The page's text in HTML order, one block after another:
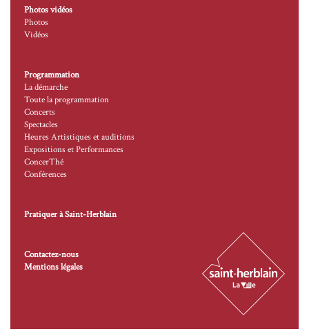
Photos vidéos
Photos
Vidéos
Programmation
La démarche
Toute la programmation
Concerts
Spectacles
Heures Artistiques et auditions
Expositions et Performances
ConcerThé
Conférences
Pratiquer à Saint-Herblain
Contactez-nous
Mentions légales